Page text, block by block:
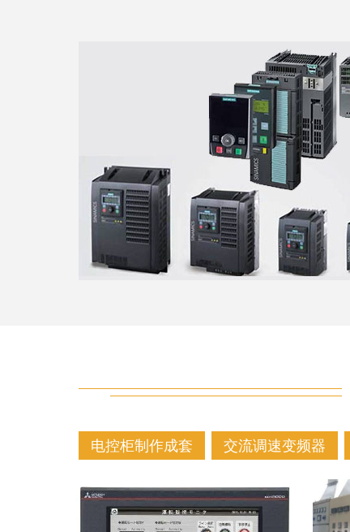
电控柜制作成套 交流调速变频器